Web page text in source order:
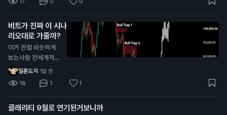
비트가 진짜 이 시나
리오대로 가줄까?
이거 관점 비슷하게
보는사람 전세계적으
로 너무 많던데
일론도지 ·1일 전
18 1 1
클래리티 9월로 연기된거보니까